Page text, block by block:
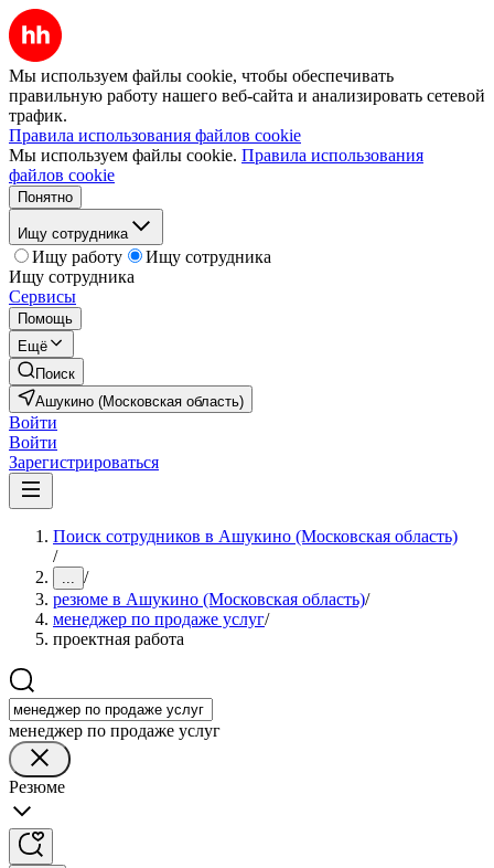
Мы используем файлы cookie, чтобы обеспечивать
правильную работу нашего веб-сайта и анализировать сетевой
трафик.
Правила использования файлов cookie
Мы используем файлы cookie. Правила использования
файлов cookie
Понятно
Ищу сотрудника
Ищу работу
Ищу сотрудника
Ищу сотрудника
Сервисы
Помощь
Ещё
Поиск
Ашукино (Московская область)
Войти
Войти
Зарегистрироваться
Поиск сотрудников в Ашукино (Московская область)
/
... /
резюме в Ашукино (Московская область)/
менеджер по продаже услуг/
проектная работа
менеджер по продаже услуг
Резюме